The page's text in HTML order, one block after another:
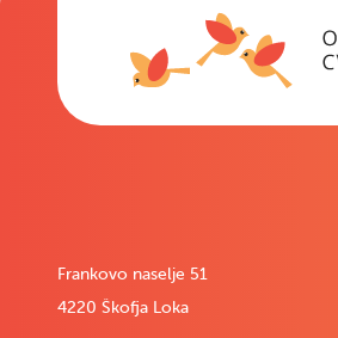
Frankovo naselje 51
4220 Škofja Loka